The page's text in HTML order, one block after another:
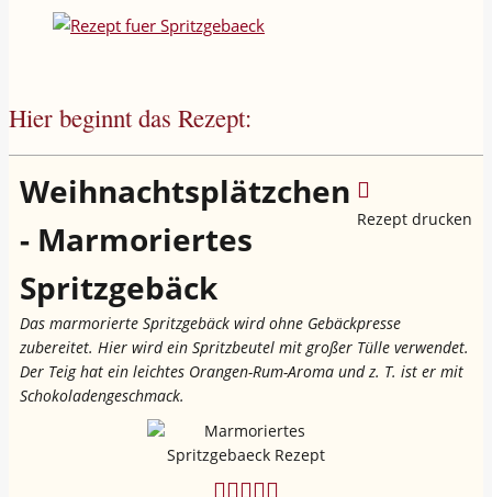
Hier beginnt das Rezept:
Rezept drucken
Weihnachtsplätzchen
- Marmoriertes
Spritzgebäck
Das marmorierte Spritzgebäck wird ohne Gebäckpresse
zubereitet. Hier wird ein Spritzbeutel mit großer Tülle verwendet.
Der Teig hat ein leichtes Orangen-Rum-Aroma und z. T. ist er mit
Schokoladengeschmack.